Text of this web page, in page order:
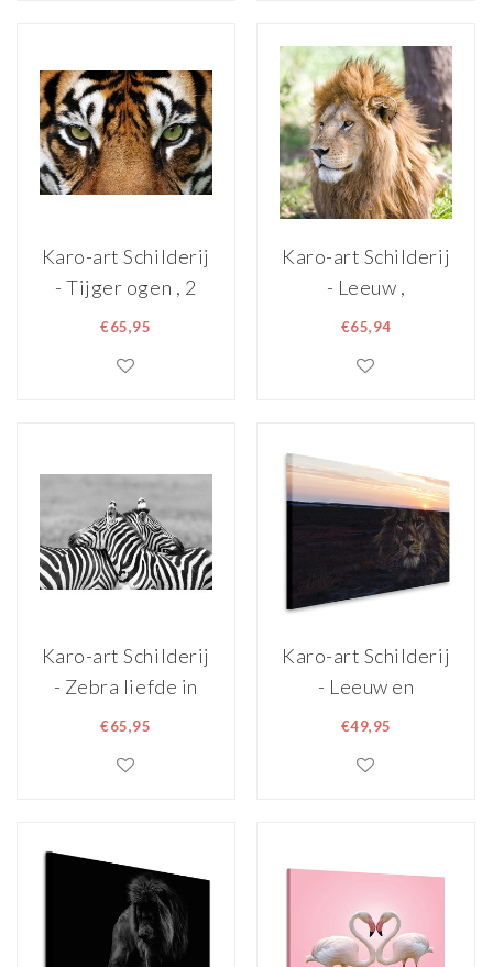
Wanddecoratie
Karo-art Schilderij
- Tijger ogen , 2
maten, Premium
€65,95
Karo-art Schilderij
- Leeuw ,
Multikleur , 3
Print
€65,94
Karo-art Schilderij
- Zebra liefde in
zwart wit , 2 maten
€65,95
Karo-art Schilderij
- Leeuw en
zonsondergang,
in 2 beelden, voor
maten, dieren
€49,95